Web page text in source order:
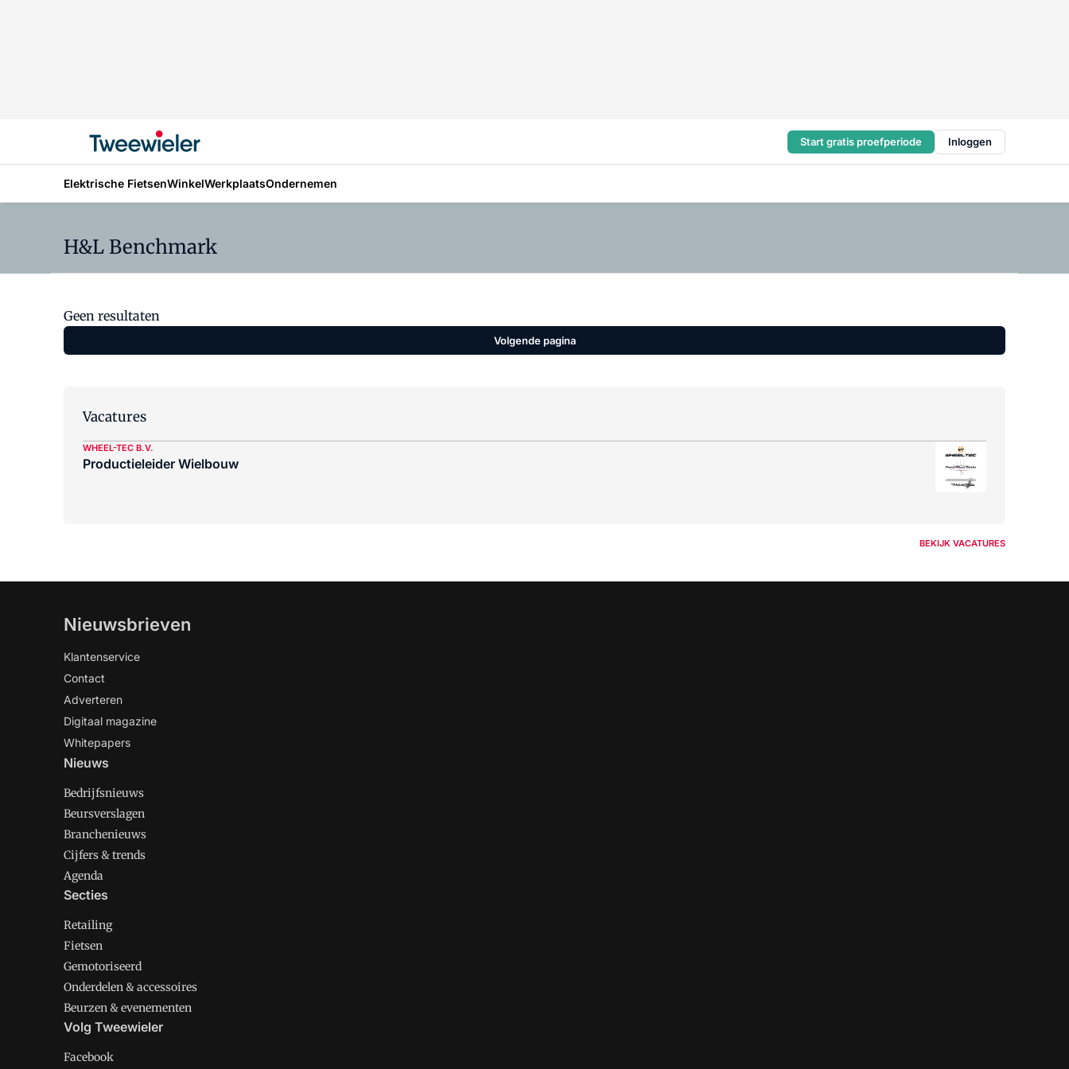
Start gratis proefperiode Inloggen
Elektrische FietsenWinkelWerkplaatsOndernemen
H&L Benchmark
Geen resultaten
Volgende pagina
Vacatures
WHEEL-TEC B.V.
Productieleider Wielbouw
BEKIJK VACATURES
Nieuwsbrieven
Klantenservice
Contact
Adverteren
Digitaal magazine
Whitepapers
Nieuws
Bedrijfsnieuws
Beursverslagen
Branchenieuws
Cijfers & trends
Agenda
Secties
Retailing
Fietsen
Gemotoriseerd
Onderdelen & accessoires
Beurzen & evenementen
Volg Tweewieler
Facebook